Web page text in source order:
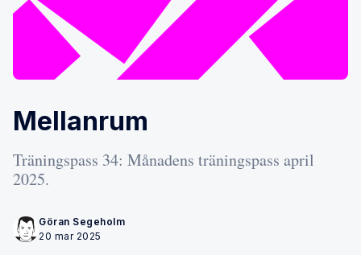
Mellanrum
Träningspass 34: Månadens träningspass april
2025.
Göran Segeholm
20 mar 2025